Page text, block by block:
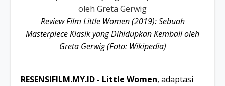
Review Film Little Women (2019): Sebuah
Masterpiece Klasik yang Dihidupkan Kembali oleh
Greta Gerwig (Foto: Wikipedia)
RESENSIFILM.MY.ID - Little Women, adaptasi